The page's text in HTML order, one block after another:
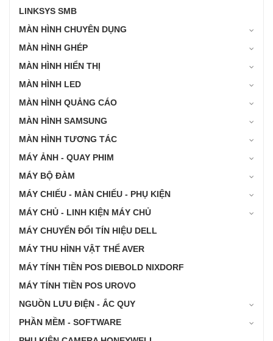
LINKSYS SMB
MÀN HÌNH CHUYÊN DỤNG
MÀN HÌNH GHÉP
MÀN HÌNH HIỂN THỊ
MÀN HÌNH LED
MÀN HÌNH QUẢNG CÁO
MÀN HÌNH SAMSUNG
MÀN HÌNH TƯƠNG TÁC
MÁY ẢNH - QUAY PHIM
MÁY BỘ ĐÀM
MÁY CHIẾU - MÀN CHIẾU - PHỤ KIỆN
MÁY CHỦ - LINH KIỆN MÁY CHỦ
MÁY CHUYỂN ĐỔI TÍN HIỆU DELL
MÁY THU HÌNH VẬT THỂ AVER
MÁY TÍNH TIỀN POS DIEBOLD NIXDORF
MÁY TÍNH TIỀN POS UROVO
NGUỒN LƯU ĐIỆN - ẮC QUY
PHẦN MỀM - SOFTWARE